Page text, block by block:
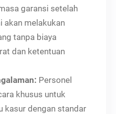
garansi setelah
akan melakukan
tanpa biaya
dan ketentuan
Personel
khusus untuk
kasur dengan standar